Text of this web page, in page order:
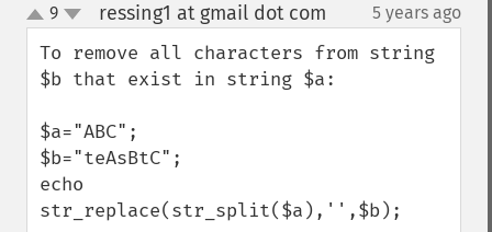
up
down
9 ressing1 at gmail dot com 5 years ago
To remove all characters from string
$b that exist in string $a:
$a="ABC";
$b="teAsBtC";
echo
str_replace(str_split($a),'',$b);